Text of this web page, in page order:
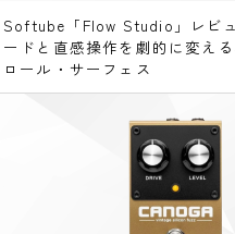
Softube「Flow Studio」レビ
ードと直感操作を劇的に変え
ロール・サーフェス